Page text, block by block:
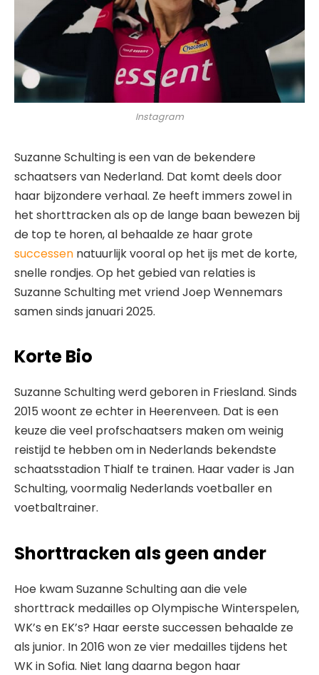
Instagram
Suzanne Schulting is een van de bekendere
schaatsers van Nederland. Dat komt deels door
haar bijzondere verhaal. Ze heeft immers zowel in
het shorttracken als op de lange baan bewezen bij
de top te horen, al behaalde ze haar grote
successen natuurlijk vooral op het ijs met de korte,
snelle rondjes. Op het gebied van relaties is
Suzanne Schulting met vriend Joep Wennemars
samen sinds januari 2025.
Korte Bio
Suzanne Schulting werd geboren in Friesland. Sinds
2015 woont ze echter in Heerenveen. Dat is een
keuze die veel profschaatsers maken om weinig
reistijd te hebben om in Nederlands bekendste
schaatsstadion Thialf te trainen. Haar vader is Jan
Schulting, voormalig Nederlands voetballer en
voetbaltrainer.
Shorttracken als geen ander
Hoe kwam Suzanne Schulting aan die vele
shorttrack medailles op Olympische Winterspelen,
WK’s en EK’s? Haar eerste successen behaalde ze
als junior. In 2016 won ze vier medailles tijdens het
WK in Sofia. Niet lang daarna begon haar